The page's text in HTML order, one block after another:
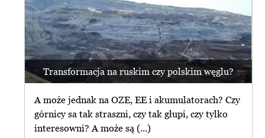
Transformacja na ruskim czy polskim węglu?
A może jednak na OZE, EE i akumulatorach? Czy
górnicy sa tak straszni, czy tak głupi, czy tylko
interesowni? A może są (...)